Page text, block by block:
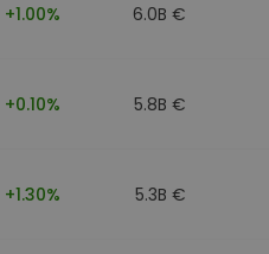
+1.00% 6.0B €
+0.10% 5.8B €
+1.30% 5.3B €